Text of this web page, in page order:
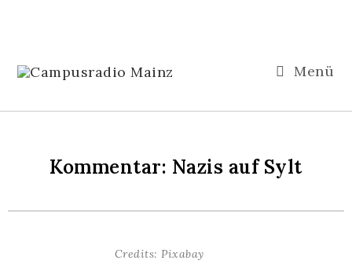
Menü
Kommentar: Nazis auf Sylt
Credits: Pixabay